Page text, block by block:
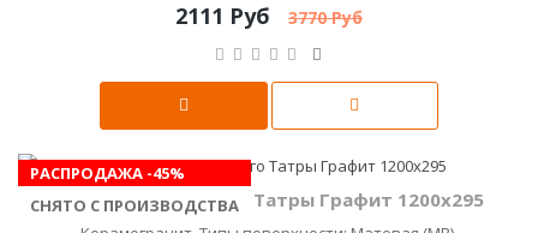
2111 Руб 3770 Руб
РАСПРОДАЖА -45%
СНЯТО С ПРОИЗВОДСТВА
Керамика Будущего Татры Графит 1200x295